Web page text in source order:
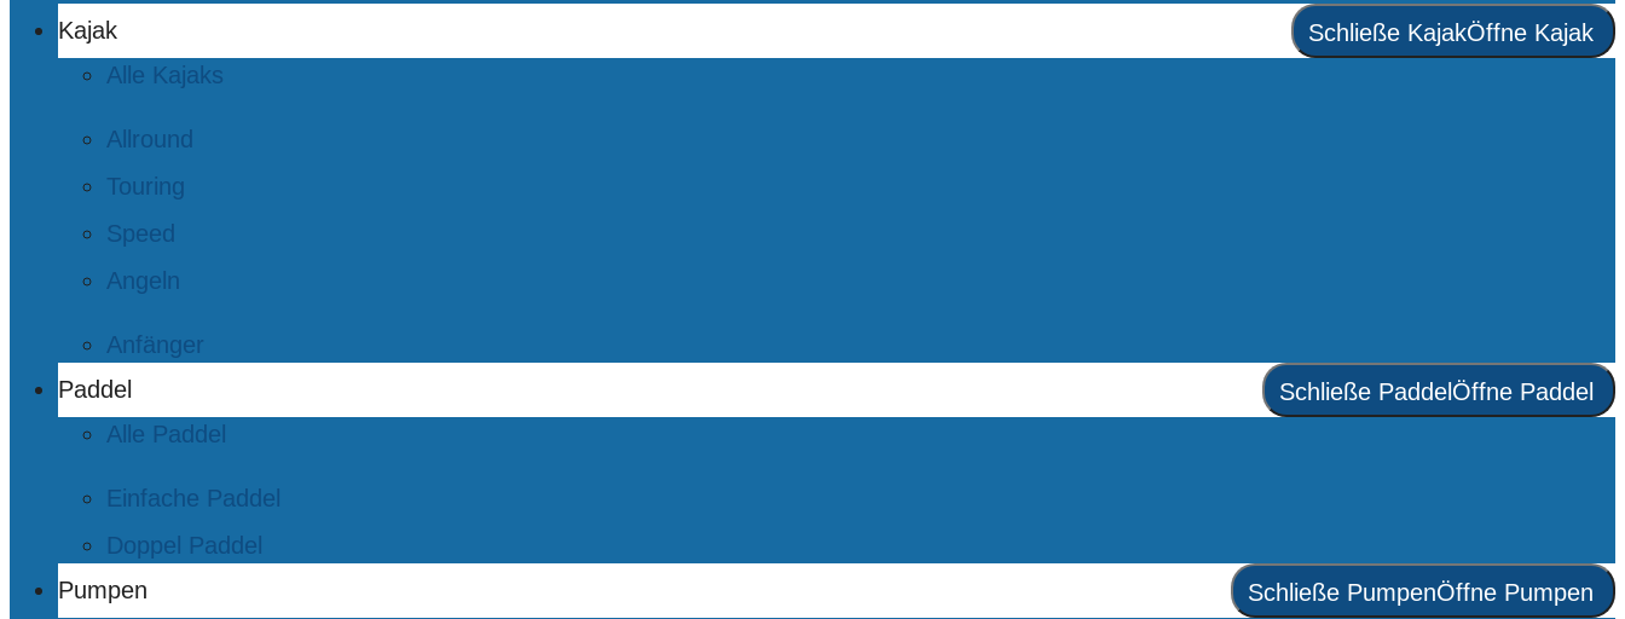
Kajak
Schließe KajakÖffne Kajak
Alle Kajaks
Allround
Touring
Speed
Angeln
Anfänger
Paddel
Schließe Paddel Öffne Paddel
Alle Paddel
Einfache Paddel
Doppel Paddel
Pumpen
Schließe PumpenÖffne Pumpen